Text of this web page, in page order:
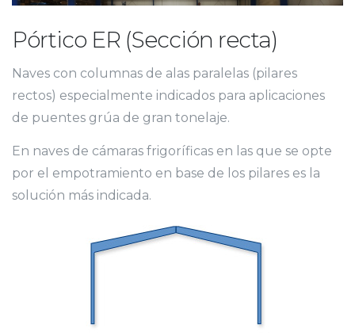
Pórtico ER (Sección recta)
Naves con columnas de alas paralelas (pilares
rectos) especialmente indicados para aplicaciones
de puentes grúa de gran tonelaje.
En naves de cámaras frigoríficas en las que se opte
por el empotramiento en base de los pilares es la
solución más indicada.